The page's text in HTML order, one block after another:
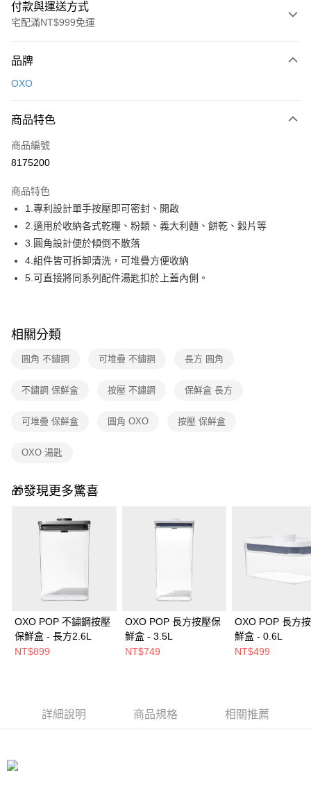
付款與運送方式
宅配滿NT$999免運
信用卡一次付款
3 期 0 利率 每期
合作金庫商業銀行
上海商業儲蓄銀行
臺灣中小企業銀行
匯豐（台灣）商業銀行
華泰商業銀行
聯邦商業銀行
遠東國際商業銀行
元大商業銀行
玉山商業銀行
星展（台灣）商業銀行
台灣樂天信用卡公司
合作金庫商業銀行
上海商業儲蓄銀行
國泰世華商業銀行
兆豐國際商業銀行
匯豐（台灣）商業銀行
華泰商業銀行
聯邦商業銀行
元大商業銀行
永豐商業銀行
玉山商業銀行
星展（台灣）商業銀行
即享券
LINE Pay
Apple Pay
街口支付
Google Pay
運送方式
付款後門市自取
品牌
OXO
商品特色
商品編號
8175200
商品特色
1.專利設計單手按壓即可密封、開啟
2.適用於收納各式乾糧、粉類、義大利麵、餅乾、穀片等
3.圓角設計便於傾倒不散落
4.組件皆可拆卸清洗，可堆疊方便收納
5.可直接將同系列配件湯匙扣於上蓋內側。
相關分類
圓角 不鏽鋼 可堆疊 不鏽鋼 長方 圓角
不鏽鋼 保鮮盒 按壓 不鏽鋼 保鮮盒 長方
可堆疊 保鮮盒 圓角 OXO 按壓 保鮮盒
OXO 湯匙
🎁發現更多驚喜
OXO POP 不鏽鋼按壓
保鮮盒 - 長方2.6L
NT$899
OXO POP 長方按壓保
鮮盒 - 3.5L
NT$749
OXO POP 長方
鮮盒 - 0.6L
NT$499
詳細說明 商品規格 相關推薦